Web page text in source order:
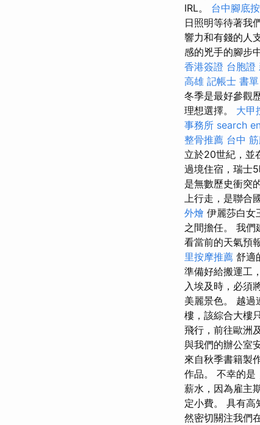
IRL。 台中腳底
日照明等待著我
響力和有錢的人
感的兇手的腳步
香港簽證 台胞證
高雄 記帳士 書單
冬季是最好參觀
理想選擇。 大甲
事務所 search
整骨推薦 台中
立於20世紀，並
過境住宿，瑞士
是無數歷史衝突
上行走，是聯合
外燴 伊麗莎白女
之間擔任。 我
看當前的天氣預
里按摩推薦 舒適
準備好給搬運工
入埃及時，必須
美麗景色。 越
樓，該綜合大樓
飛行，前往歐洲
與我們的辦公室
來自秋季書籍製
作品。 不幸的是
薪水，因為雇主
定小費。 具有高
然密切關注我們